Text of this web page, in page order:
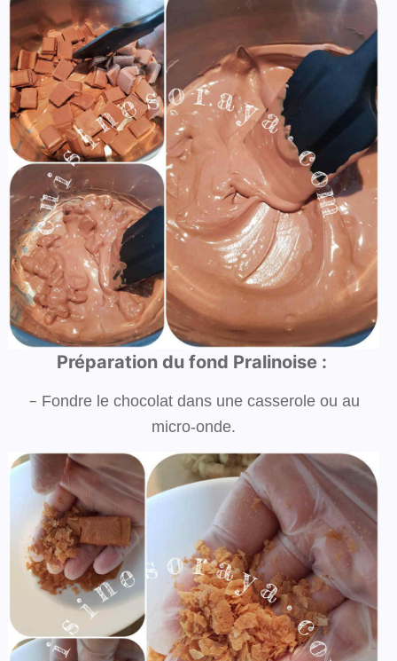
Préparation du fond Pralinoise :
– Fondre le chocolat dans une casserole ou au
micro-onde.